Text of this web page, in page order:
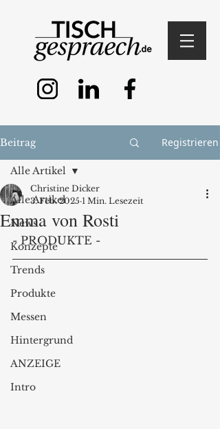
Beitrag Registrieren
Alle Artikel
News
Konzepte
Trends
Produkte
Messen
Hintergrund
ANZEIGE
Intro
Alle Artikel
Emma von Rosti
Christine Dicker
3. Feb. 2025 1 Min. Lesezeit
- PRODUKTE -